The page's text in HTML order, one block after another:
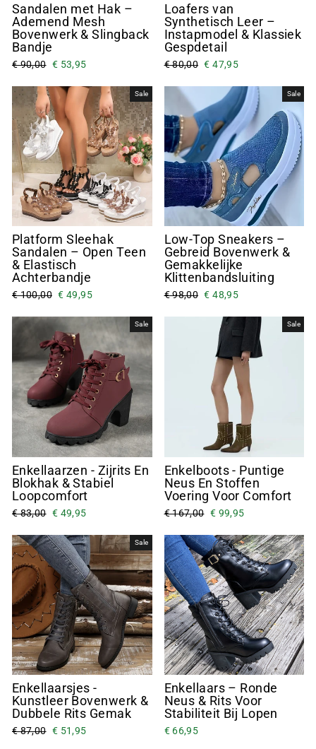
Sandalen met Hak –
Ademend Mesh
Bovenwerk & Slingback
Bandje
€ 90,00 € 53,95
Loafers van
Synthetisch Leer –
Instapmodel & Klassiek
Gespdetail
€ 80,00 € 47,95
Sale
Platform Sleehak
Sandalen – Open Teen
& Elastisch
Achterbandje
€ 100,00 € 49,95
Sale
Low-Top Sneakers –
Gebreid Bovenwerk &
Gemakkelijke
Klittenbandsluiting
€ 98,00 € 48,95
Sale
Enkellaarzen - Zijrits En
Blokhak & Stabiel
Loopcomfort
€ 83,00 € 49,95
Sale
Enkelboots - Puntige
Neus En Stoffen
Voering Voor Comfort
€ 167,00 € 99,95
Sale
Enkellaarsjes -
Kunstleer Bovenwerk &
Dubbele Rits Gemak
€ 87,00 € 51,95
Enkellaars – Ronde
Neus & Rits Voor
Stabiliteit Bij Lopen
€ 66,95